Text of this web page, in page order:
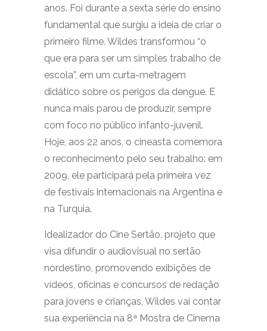
anos. Foi durante a sexta série do ensino
fundamental que surgiu a ideia de criar o
primeiro filme. Wildes transformou “o
que era para ser um simples trabalho de
escola”, em um curta-metragem
didático sobre os perigos da dengue. E
nunca mais parou de produzir, sempre
com foco no público infanto-juvenil.
Hoje, aos 22 anos, o cineasta comemora
o reconhecimento pelo seu trabalho: em
2009, ele participará pela primeira vez
de festivais internacionais na Argentina e
na Turquia.
Idealizador do Cine Sertão, projeto que
visa difundir o audiovisual no sertão
nordestino, promovendo exibições de
vídeos, oficinas e concursos de redação
para jovens e crianças, Wildes vai contar
sua experiência na 8ª Mostra de Cinema